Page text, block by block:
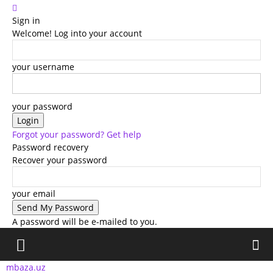
Sign in
Welcome! Log into your account
your username
your password
Forgot your password? Get help
Password recovery
Recover your password
your email
A password will be e-mailed to you.
mbaza.uz